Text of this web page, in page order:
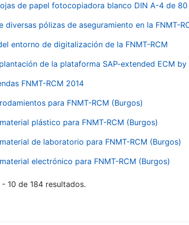
de papel fotocopiadora blanco DIN A-4 de 80
diversas pólizas de aseguramiento en la FNMT-
entorno de digitalización de la FNMT-RCM
de la plataforma SAP-extended ECM by
FNMT-RCM 2014
para FNMT-RCM (Burgos)
plástico para FNMT-RCM (Burgos)
de laboratorio para FNMT-RCM (Burgos)
electrónico para FNMT-RCM (Burgos)
10 de 184 resultados.